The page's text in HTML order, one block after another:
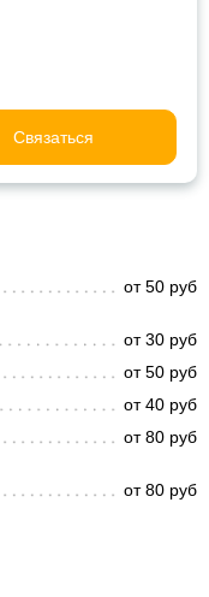
Связаться
от 50 руб
от 30 руб
от 50 руб
от 40 руб
от 80 руб
от 80 руб